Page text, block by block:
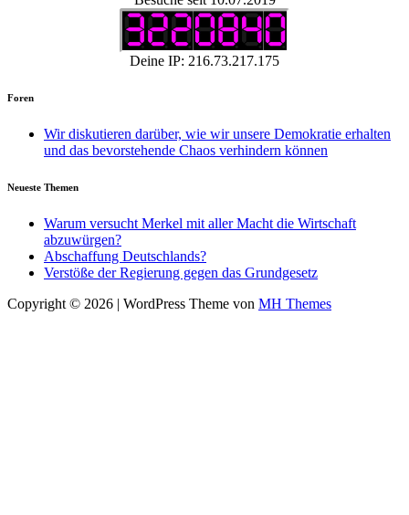
Deine IP: 216.73.217.175
Foren
Wir diskutieren darüber, wie wir unsere Demokratie erhalten
und das bevorstehende Chaos verhindern können
Neueste Themen
Warum versucht Merkel mit aller Macht die Wirtschaft
abzuwürgen?
Abschaffung Deutschlands?
Verstöße der Regierung gegen das Grundgesetz
Copyright © 2026 | WordPress Theme von MH Themes